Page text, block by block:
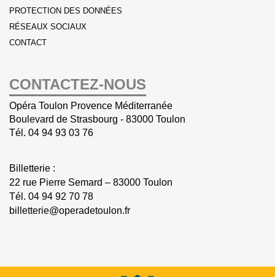
PROTECTION DES DONNÉES
RÉSEAUX SOCIAUX
CONTACT
CONTACTEZ-NOUS
Opéra Toulon Provence Méditerranée
Boulevard de Strasbourg - 83000 Toulon
Tél. 04 94 93 03 76
Billetterie :
22 rue Pierre Semard – 83000 Toulon
Tél. 04 94 92 70 78
billetterie@operadetoulon.fr